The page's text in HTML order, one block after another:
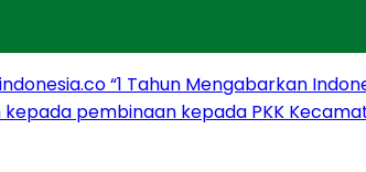
“1 Tahun Mengabarkan
kepada pembinaan kepada PKK